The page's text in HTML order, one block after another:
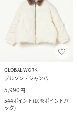
GLOBAL WORK
ブルゾン・ジャンパー
5,990 円
544ポイント(10%ポイントバ
ック)